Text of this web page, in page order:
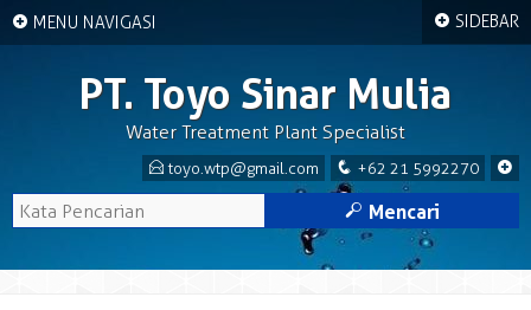
+ MENU NAVIGASI
PT. Toyo Sinar Mulia
Water Treatment Plant Specialist
+
q +62 21 5992270
E toyo.wtp@gmail.com
M Mencari
+ SIDEBAR